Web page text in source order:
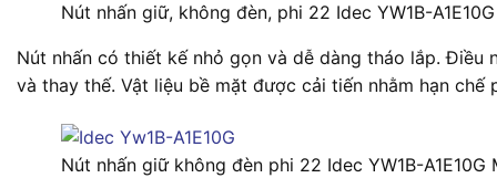
Nút nhấn giữ, không đèn, phi 22 Idec YW1B-
Nút nhấn có thiết kế nhỏ gọn và dễ dàng tháo lắp.
và thay thế. Vật liệu bề mặt được cải tiến nhằm hạn chế
Nút nhấn giữ không đèn phi 22 Idec YW1B-A1E10G